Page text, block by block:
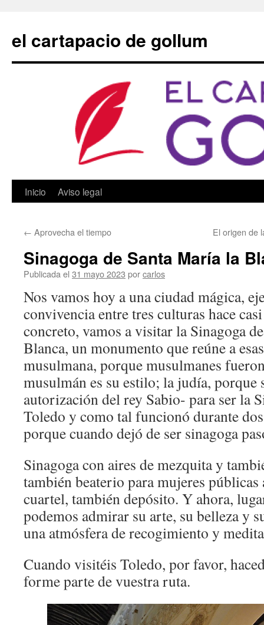
contenido
el cartapacio de gollum
Inicio Aviso legal
← Aprovecha el tiempo El origen de
Sinagoga de Santa María la
Publicada el 31 mayo 2023 porcarlos
Nos vamos hoy a una ciudad mágica,
convivencia entre tres culturas hace
concreto, vamos a visitar la Sinagoga
Blanca, un monumento que reúne a
musulmana, porque musulmanes
musulmán es su estilo; la judía, porque
autorización del rey Sabio- para ser la
Toledo y como tal funcionó durante
porque cuando dejó de ser sinagoga
Sinagoga con aires de mezquita y
también beaterio para mujeres
cuartel, también depósito. Y ahora,
podemos admirar su arte, su belleza y
una atmósfera de recogimiento y
Cuando visitéis Toledo, por favor,
forme parte de vuestra ruta.